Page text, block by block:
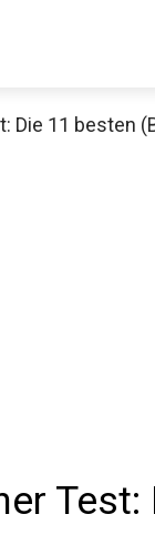
Die 11 besten
Test: